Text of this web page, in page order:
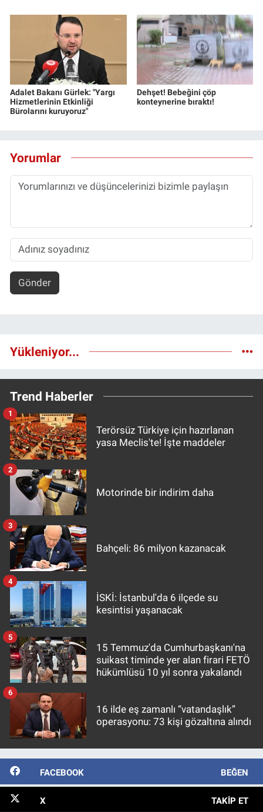
Adalet Bakanı Gürlek: "Yargı
Hizmetlerinin Etkinliği
Bürolarını kuruyoruz"
Dehşet! Bebeğini çöp
konteynerine bıraktı!
Yorumlar
Gönder
Yükleniyor...
Trend Haberler
Terörsüz Türkiye için hazırlanan
yasa Meclis'te! İşte maddeler
1
Motorinde bir indirim daha
2
Bahçeli: 86 milyon kazanacak
3
İSKİ: İstanbul'da 6 ilçede su
kesintisi yaşanacak
4
15 Temmuz'da Cumhurbaşkanı'na
suikast timinde yer alan firari FETÖ
hükümlüsü 10 yıl sonra yakalandı
5
16 ilde eş zamanlı “vatandaşlık”
operasyonu: 73 kişi gözaltına alındı
6
FACEBOOK BEĞEN
X TAKIP ET
Canlı Yayın